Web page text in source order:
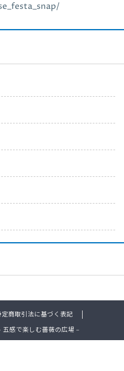
定商取引法に基づく表記
感で楽しむ薔薇の広場 –